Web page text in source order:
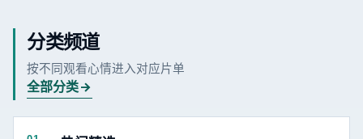
分类频道
按不同观看心情进入对应片单
全部分类